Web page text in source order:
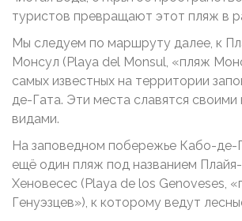
туристов превращают этот пляж в
Мы следуем по маршруту далее, к
Монсул (Playa del Monsul, «пляж
самых известных на территории
де-Гата. Эти места славятся
видами.
На заповедном побережье Кабо-де-
ещё один пляж под названием
Хеновесес (Playa de los Genoveses,
Генуэзцев»), к которому ведут